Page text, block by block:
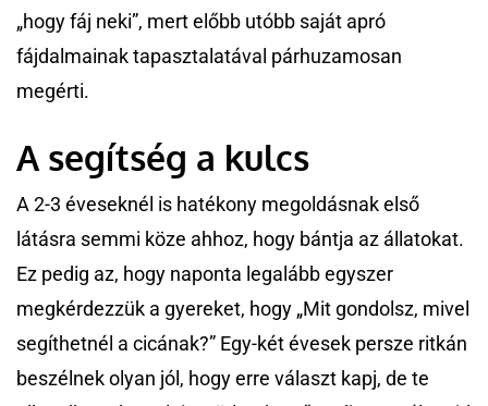
„hogy fáj neki”, mert előbb utóbb saját apró
fájdalmainak tapasztalatával párhuzamosan
megérti.
A segítség a kulcs
A 2-3 éveseknél is hatékony megoldásnak első
látásra semmi köze ahhoz, hogy bántja az állatokat.
Ez pedig az, hogy naponta legalább egyszer
megkérdezzük a gyereket, hogy „Mit gondolsz, mivel
segíthetnél a cicának?” Egy-két évesek persze ritkán
beszélnek olyan jól, hogy erre választ kapj, de te